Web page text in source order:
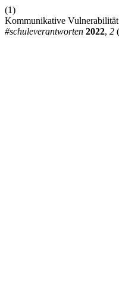
(1)
Kommunikative
#schuleverantworten 2022, 2